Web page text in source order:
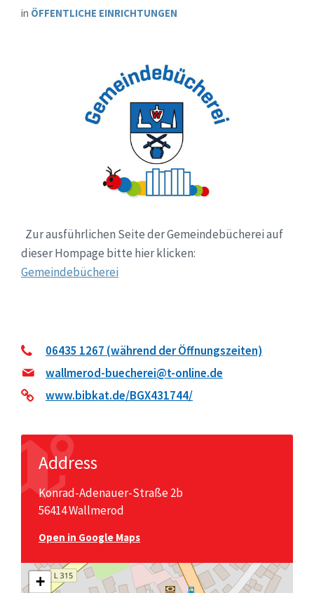
in ÖFFENTLICHE EINRICHTUNGEN
Zur ausführlichen Seite der Gemeindebücherei auf
dieser Hompage bitte hier klicken:
Gemeindebücherei
06435 1267 (während der Öffnungszeiten)
wallmerod-buecherei@t-online.de
www.bibkat.de/BGX431744/
Address
Konrad-Adenauer-Straße 2b
56414 Wallmerod
Open in Google Maps
+